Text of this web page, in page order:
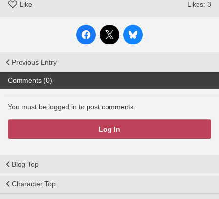
Like Likes: 3
Previous Entry
Comments (0)
You must be logged in to post comments.
Log In
Blog Top
Character Top